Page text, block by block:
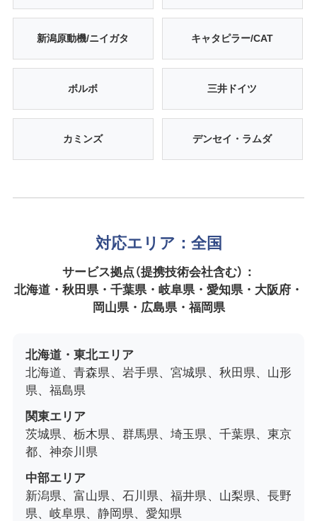
新潟原動機/ニイガタ キャタピラー/CAT
ボルボ 三井ドイツ
カミンズ デンセイ・ラムダ
対応エリア：全国
サービス拠点（提携技術会社含む）：
北海道・秋田県・千葉県・岐阜県・愛知県・大阪府・
岡山県・広島県・福岡県
北海道・東北エリア
北海道、青森県、岩手県、宮城県、秋田県、山形
県、福島県
関東エリア
茨城県、栃木県、群馬県、埼玉県、千葉県、東京
都、神奈川県
中部エリア
新潟県、富山県、石川県、福井県、山梨県、長野
県、岐阜県、静岡県、愛知県